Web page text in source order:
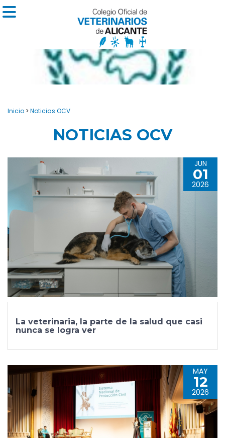
Inicio > Noticias OCV
NOTICIAS OCV
JUN
01
2026
La veterinaria, la parte de la salud que casi
nunca se logra ver
MAY
12
2026